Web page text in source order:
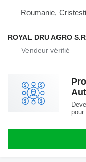
Roumanie, Cristesti
ROYAL DRU AGRO
pour